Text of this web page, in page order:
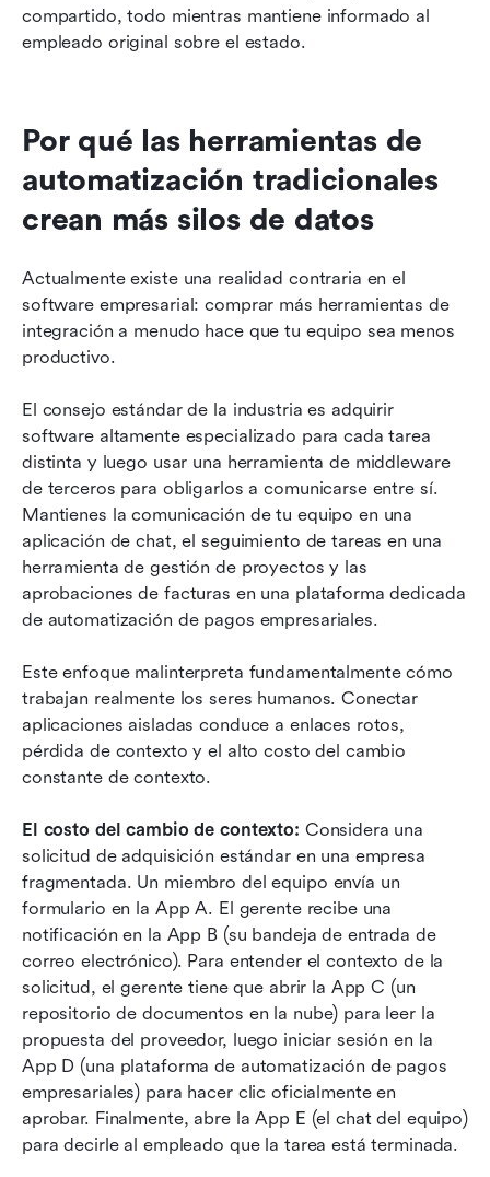
compartido, todo mientras mantiene informado al
empleado original sobre el estado.
Por qué las herramientas de
automatización tradicionales
crean más silos de datos
Actualmente existe una realidad contraria en el
software empresarial: comprar más herramientas de
integración a menudo hace que tu equipo sea menos
productivo.
El consejo estándar de la industria es adquirir
software altamente especializado para cada tarea
distinta y luego usar una herramienta de middleware
de terceros para obligarlos a comunicarse entre sí.
Mantienes la comunicación de tu equipo en una
aplicación de chat, el seguimiento de tareas en una
herramienta de gestión de proyectos y las
aprobaciones de facturas en una plataforma dedicada
de automatización de pagos empresariales.
Este enfoque malinterpreta fundamentalmente cómo
trabajan realmente los seres humanos. Conectar
aplicaciones aisladas conduce a enlaces rotos,
pérdida de contexto y el alto costo del cambio
constante de contexto.
El costo del cambio de contexto: Considera una
solicitud de adquisición estándar en una empresa
fragmentada. Un miembro del equipo envía un
formulario en la App A. El gerente recibe una
notificación en la App B (su bandeja de entrada de
correo electrónico). Para entender el contexto de la
solicitud, el gerente tiene que abrir la App C (un
repositorio de documentos en la nube) para leer la
propuesta del proveedor, luego iniciar sesión en la
App D (una plataforma de automatización de pagos
empresariales) para hacer clic oficialmente en
aprobar. Finalmente, abre la App E (el chat del equipo)
para decirle al empleado que la tarea está terminada.